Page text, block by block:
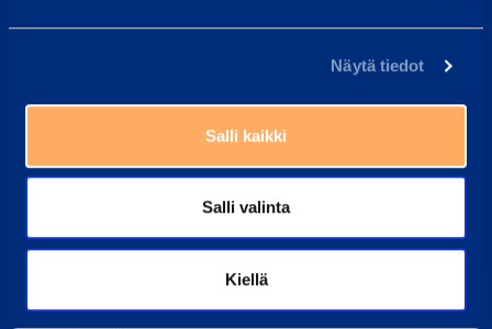
Näytä tiedot
Salli kaikki
Salli valinta
Kiellä
Täältä löydät vastaukset tavallisimpiin kysymyksiin
Vuokraa